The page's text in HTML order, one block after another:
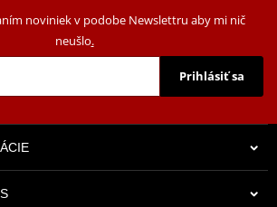
noviniek v podobe Newslettru aby mi nič
neušlo.
Prihlásiť sa